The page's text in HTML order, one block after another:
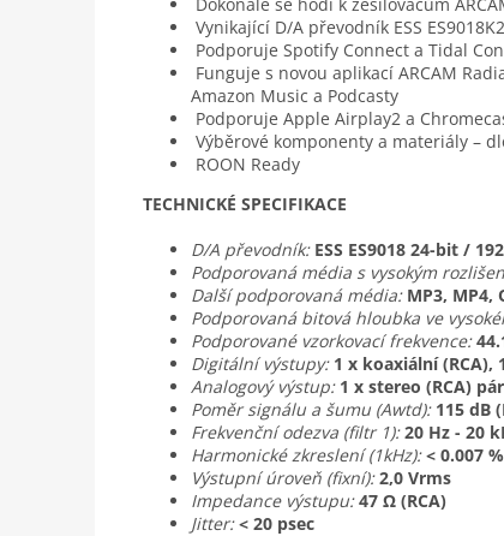
Vynikající D/A převodník ESS
Podporuje Spotify Connect a Tidal
Funguje s novou aplikací ARCAM
Amazon Music a Podcasty
Podporuje Apple Airplay2 a
Výběrové komponenty a materiály –
ROON Ready
TECHNICKÉ SPECIFIKACE
D/A převodník: ESS ES9018 24-bit /
Podporovaná média s vysokým
Další podporovaná média: MP3, MP4,
Podporovaná bitová hloubka ve
Podporované vzorkovací frekvence:
Digitální výstupy: 1 x koaxiální
Analogový výstup: 1 x stereo (RCA) pár
Poměr signálu a šumu (Awtd): 115 dB
Frekvenční odezva (filtr 1): 20 Hz - 20
Harmonické zkreslení (1kHz): < 0.007 %
Výstupní úroveň (fixní): 2,0 Vrms
Impedance výstupu: 47 Ω (RCA)
Jitter: < 20 psec